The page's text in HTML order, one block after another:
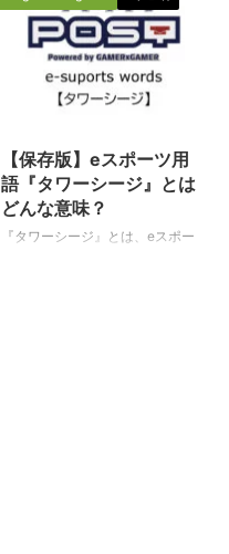
通称LoL）』の中で使われる専門
用語です。 チャンピオン
（Champion） 一般的な意味合い
としては「優勝者」とか「王者」
という意味でも使われますが、
するキャラクターを意味します。
また、チャンピオンは、ゲーム内
の通貨で購入するシステムとなっ
ており、チャンピオンごとに設定
された値段があります。 LoLでプ
【保存版】eスポーツ用
語『タワーシージ』とは
どんな意味？
『タワーシージ』とは、eスポー